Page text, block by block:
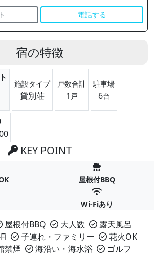
電話する
宿の特徴
施設タイプ
貸別荘
戸数合計
1 戸
駐車場
6台
KEY POINT
屋根付BBQ
Wi-Fiあり
屋根付BBQ 大人数
露天風呂
子連れ・ファミリー
花火OK
禁煙 海沿い・海水浴 ゴルフ